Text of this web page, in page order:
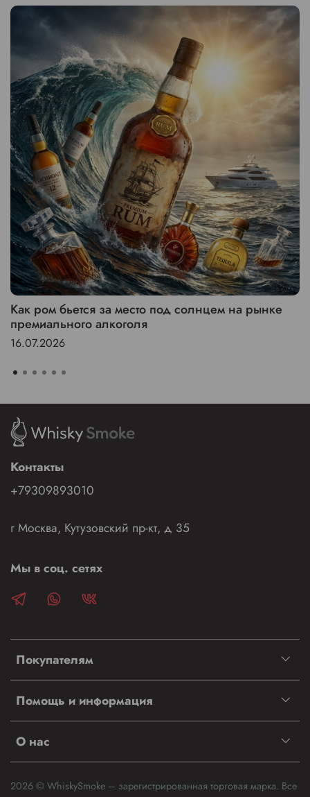
Как ром бьется за место под солнцем на рынке
премиального алкоголя
16.07.2026
Покупателям
Помощь и информация
О нас
Контакты
+79309893010
г Москва, Кутузовский пр-кт, д 35
Мы в соц. сетях
2026 © WhiskySmoke – зарегистрированная торговая марка. Все